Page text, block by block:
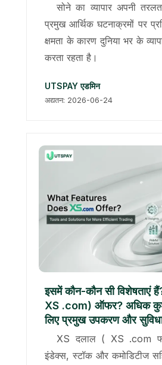
सोने का व्यापार अपनी
प्रमुख आर्थिक घटनाक्रमों पर
क्षमता के कारण दुनिया भर के
करता रहता है।
UTSPAY एडमिन
अद्यतन: 2026-06-24
इसमें कौन-कौन सी विशेषताएं
XS .com) ऑफर? अधिक
लिए प्रमुख उपकरण और
XS दलाल ( XS .com
इंडेक्स, स्टॉक और कमोडिटीज